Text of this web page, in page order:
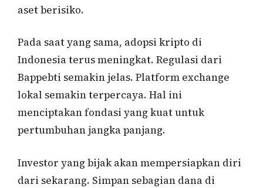
aset berisiko.
Pada saat yang sama, adopsi kripto di
Indonesia terus meningkat. Regulasi dari
Bappebti semakin jelas. Platform exchange
lokal semakin terpercaya. Hal ini
menciptakan fondasi yang kuat untuk
pertumbuhan jangka panjang.
Investor yang bijak akan mempersiapkan diri
dari sekarang. Simpan sebagian dana di